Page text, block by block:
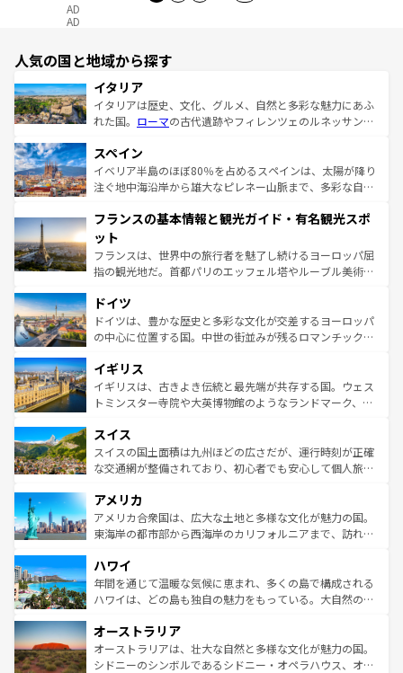
AD
AD
人気の国と地域から探す
イタリア
イタリアは歴史、文化、グルメ、自然と多彩な魅力にあふ
れた国。 ローマの古代遺跡やフィレンツェのルネッサンス
ろん、トスカーナの美しい田園風景やアマルフィ海岸の絶
景など、自然景観も見逃せない。観光の合間には、本場の
ピザやパスタなど、絶品のイタリア料理を堪能することも
ませてくれるイタリアで、忘れられない旅をしてみよう！
なお、新着のイタリア情報は
しい。
スペイン
イベリア半島のほぼ80％を占めるスペインは、太陽が降り
注ぐ地中海沿岸から雄大なピレネー山脈まで、多彩な自然
文化が根付くこの国では、情熱的なフラメンコ、熱気あふ
れる闘牛、そして美味しいタパスが生活の一部となってい
る。首都マドリードの洗練された雰囲気や、バルセロナの
アートに溢れた街角から、地方では古代ローマ遺跡や中世
せる。地方によって風土や気候が異なるスペインはその個
性で訪れる人を魅了する。 なお、新着のスペイン情報は コ
ンテンツ一覧を参照してほしい。
フランスの基本情報と観光ガイド・有名観光スポ
ット
フランスは、世界中の旅行者を魅了し続けるヨーロッパ屈
指の観光地だ。首都パリのエッフェル塔やルーブル美術館
で、幅広い魅力が詰まっている。華麗な宮殿、歴史的な大
聖堂、美しいビーチ、そして豊かな自然が、訪れる者を心
から魅了する。また、フランスは美食の国としても知ら
いる。シャンパンの発祥地であるランス、プロヴァンスの
香り高いラベンダー畑など、多彩な楽しみ方が可能だ。さ
らに、パリ以外の地域にも魅力が溢れており、どの街角に
れる地方に足を運ぶとそれぞれで全く異なる文化を体験で
きるだろう。 なお、新着のフランス情報はコンテンツ一覧
を参照してほしい。
ドイツ
ドイツは、豊かな歴史と多彩な文化が交差するヨーロッパ
の中心に位置する国。中世の街並みが残るロマンチック街
顔を持つこの国は、どこを歩いても飽きることがない。ベ
ルリンの文化的活気、バイエルン州のアルプスの絶景、そ
してライン川沿いのワイン畑といった風景は必見。ビール
は、お酒好きな人にはぜひ体験してほしい。 なお、新着の
ドイツ情報はコンテンツ一覧を参照してほしい。
イギリス
イギリスは、古きよき伝統と最先端が共存する国。ウェス
トミンスター寺院や大英博物館のようなランドマーク、歴
リアごとに異なる魅力がある。また、優雅なアフタヌーン
ティー、ビール好きにはたまらない英国パブ、サッカー観
戦など、本場だからこそできる体験も豊富。イギリスを旅
ンツ一覧を参照してほしい。
スイス
スイスの国土面積は九州ほどの広さだが、運行時刻が正確
な交通網が整備されており、初心者でも安心して個人旅行
の建物がそのまま残る町や、スイスならではのユニークな
博物館もあり、アルプス観光だけでなく町歩きも満喫する
ことができる。国民の所得が高いため物価も高いが、旅行
ば市内交通費無料で観光を楽しむこともできる。 なお、新
着のスイス情報はコンテンツ一覧 を参照してほしい。
アメリカ
アメリカ合衆国は、広大な土地と多様な文化が魅力の国。
東海岸の都市部から西海岸のカリフォルニアまで、訪れる
のような巨大都市は、観光、ショッピング、エンターテイ
ンメントが詰まった刺激的なスポットだ。一方、アメリカ
西部には大自然が広がり、グランドキャニオンやイエロー
部のニューオーリンズでは、音楽と美食が融合した独特の
文化が魅力。旅行者はアメリカの各地域で異なる魅力を楽
しみながら、その多様性と豊かな歴史を感じることができ
ハワイ
年間を通じて温暖な気候に恵まれ、多くの島で構成される
ハワイは、どの島も独自の魅力をもっている。大自然の神
ワイ島は見逃せない。また、定番の観光地といえばオアフ
島だが、静かな自然を求めるならマウイ島やカウアイ島が
おすすめ。エメラルドグリーンに輝く海をはじめ、豊かな
オーストラリア
オーストラリアは、壮大な自然と多様な文化が魅力の国。
シドニーのシンボルであるシドニー・オペラハウス、オー